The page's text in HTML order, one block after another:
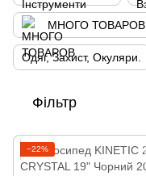
МНОГО ТОВАРОВ
Одяг, Захист, Окуляри.
Фільтр
−22%